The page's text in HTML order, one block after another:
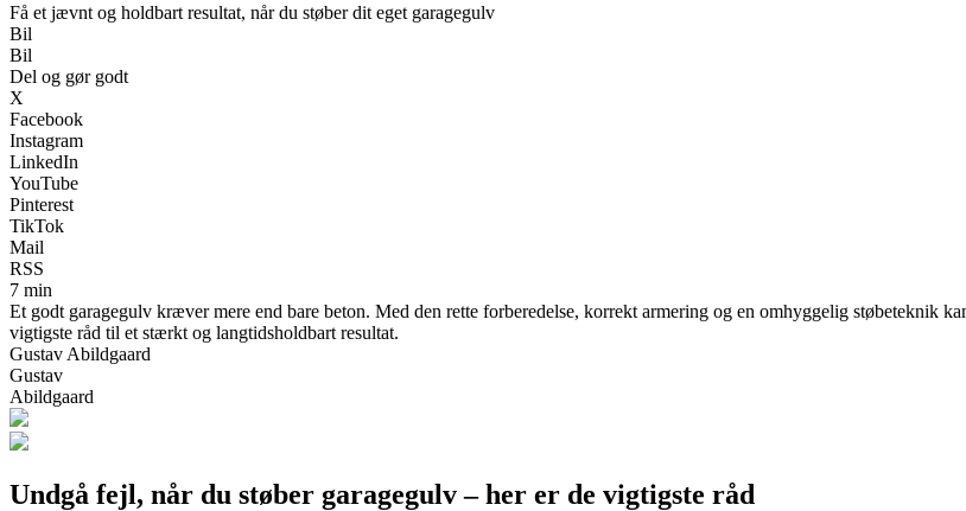
Få et jævnt og holdbart resultat, når du støber dit eget garagegulv
Bil
Bil
Del og gør godt
X
Facebook
Instagram
LinkedIn
YouTube
Pinterest
TikTok
Mail
RSS
7 min
Et godt garagegulv kræver mere end bare beton. Med den rette forberedelse, korrekt armering og en omhyggelig støbeteknik
vigtigste råd til et stærkt og langtidsholdbart resultat.
Gustav Abildgaard
Gustav
Abildgaard
Undgå fejl, når du støber garagegulv – her er de vigtigste råd